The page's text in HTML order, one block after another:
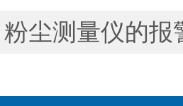
粉尘测量仪的报